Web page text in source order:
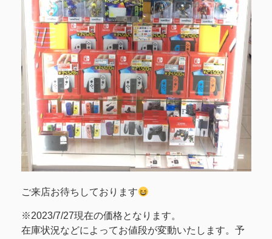
ご来店お待ちしております
※2023/7/27現在の価格となります。
在庫状況などによってお値段が変動いたします。予